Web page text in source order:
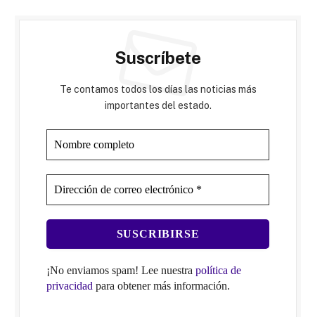
Suscríbete
Te contamos todos los días las noticias más
importantes del estado.
¡No enviamos spam! Lee nuestra política de
privacidad para obtener más información.